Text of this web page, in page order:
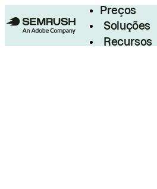
Preços
Soluções
Recursos